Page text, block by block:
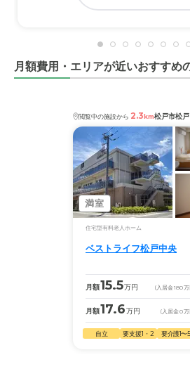
私は細かなことはわかりませんがケ
相談しながらなので安心しています
月額費用・エリアが近いおすすめ
閲覧中の施設から 2.3km松戸市松戸
満室
住宅型有料老人ホーム
ベストライフ松戸中央
月額15.5万円 (入居金180万
月額17.6万円 (入居金0万
自立 要支援1・2 要介護1〜5